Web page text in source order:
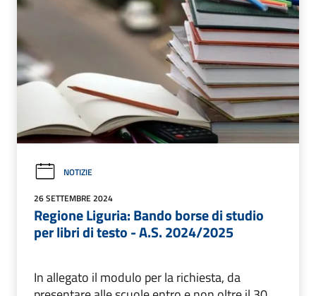
NOTIZIE
26 SETTEMBRE 2024
Regione Liguria: Bando borse di studio
per libri di testo - A.S. 2024/2025
In allegato il modulo per la richiesta, da